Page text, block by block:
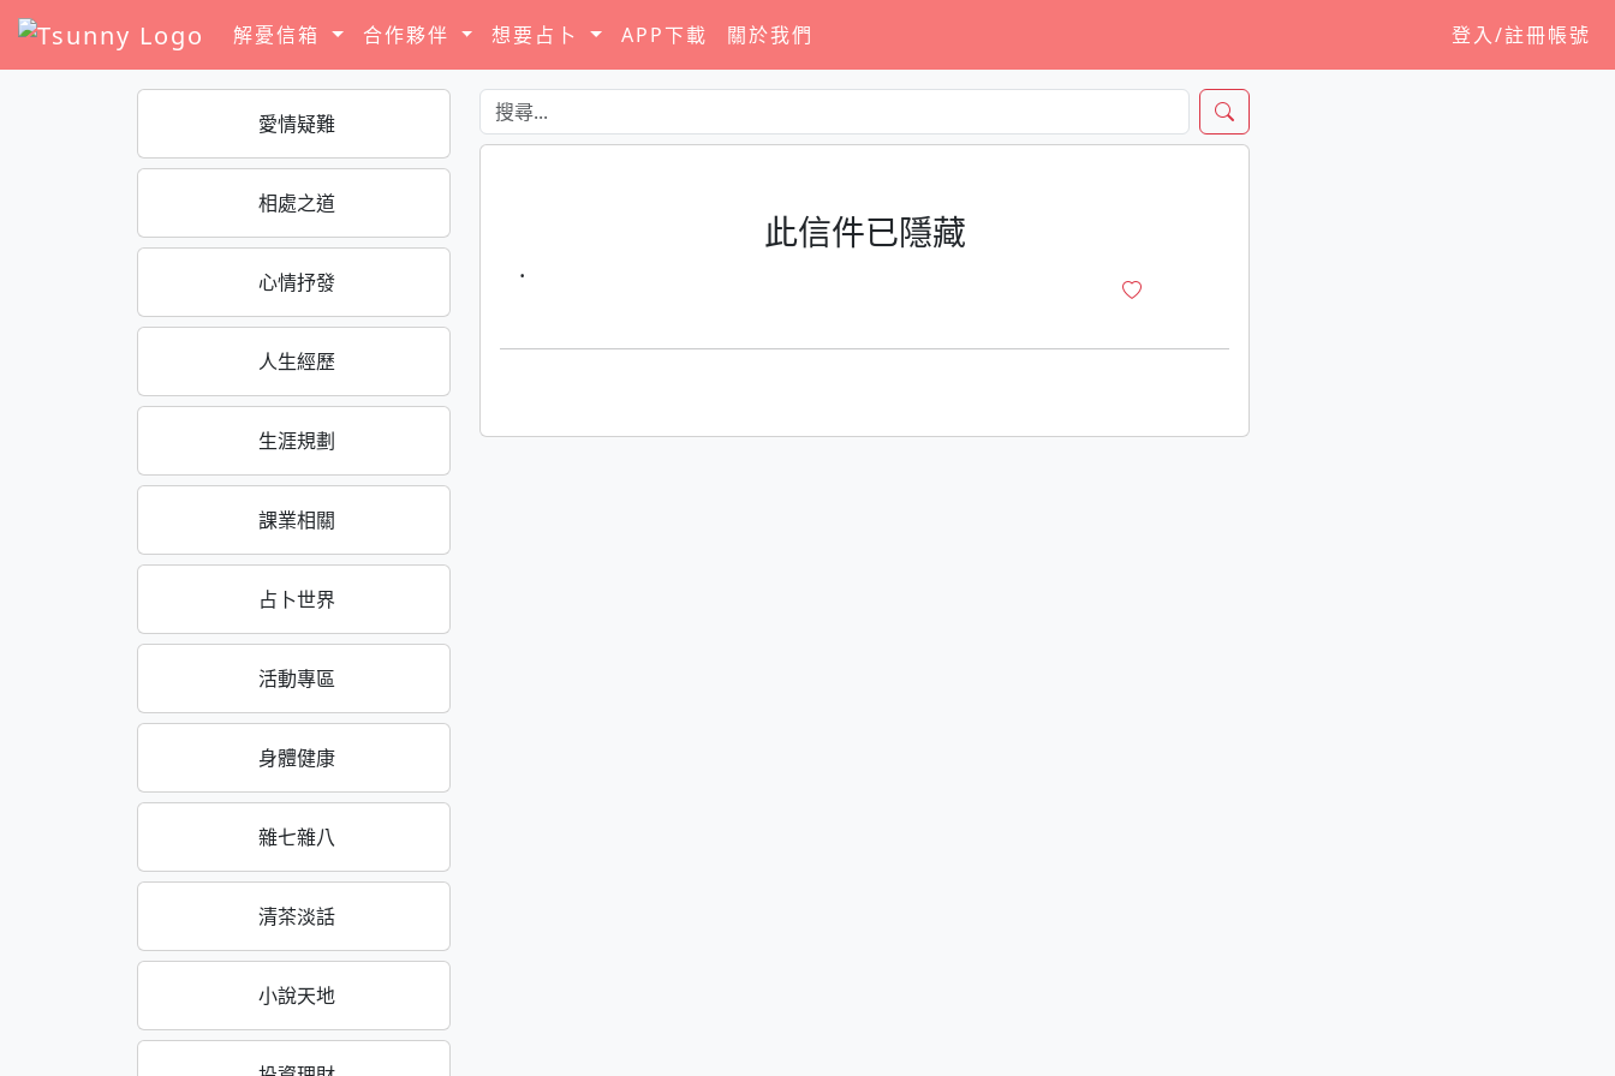
解憂信箱 合作夥伴 想要占卜 APP下載 關於我們 登入/註冊帳號
愛情疑難
相處之道
心情抒發
人生經歷
生涯規劃
課業相關
占卜世界
活動專區
身體健康
雜七雜八
清茶淡話
小說天地
此信件已隱藏
·